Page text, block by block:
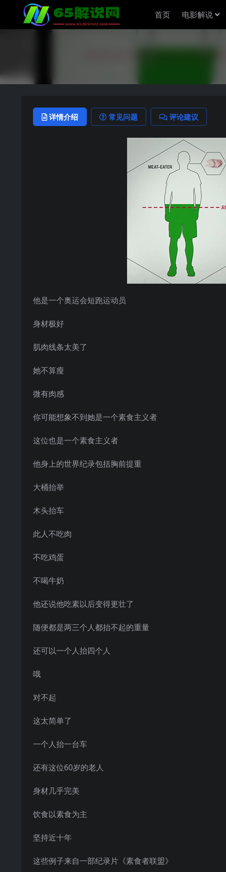
首页 电影解说
详情介绍 常见问题 评论建议
他是一个奥运会短跑运动员
身材极好
肌肉线条太美了
她不算瘦
微有肉感
你可能想象不到她是一个素食主义者
这位也是一个素食主义者
他身上的世界纪录包括胸前提重
大桶抬举
木头抬车
此人不吃肉
不吃鸡蛋
不喝牛奶
他还说他吃素以后变得更壮了
随便都是两三个人都抬不起的重量
还可以一个人抬四个人
哦
对不起
这太简单了
一个人抬一台车
还有这位60岁的老人
身材几乎完美
饮食以素食为主
坚持近十年
这些例子来自一部纪录片《素食者联盟》